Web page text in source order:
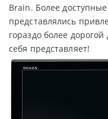
Brain. Более
представлялись
гораздо более
себя представляет!